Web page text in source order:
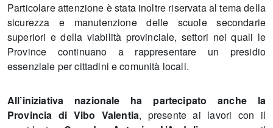
Particolare attenzione è stata inoltre riservata al tema della
sicurezza e manutenzione delle scuole secondarie
superiori e della viabilità provinciale, settori nei quali le
Province continuano a rappresentare un presidio
essenziale per cittadini e comunità locali.
All’iniziativa nazionale ha partecipato anche la
Provincia di Vibo Valentia, presente ai lavori con il